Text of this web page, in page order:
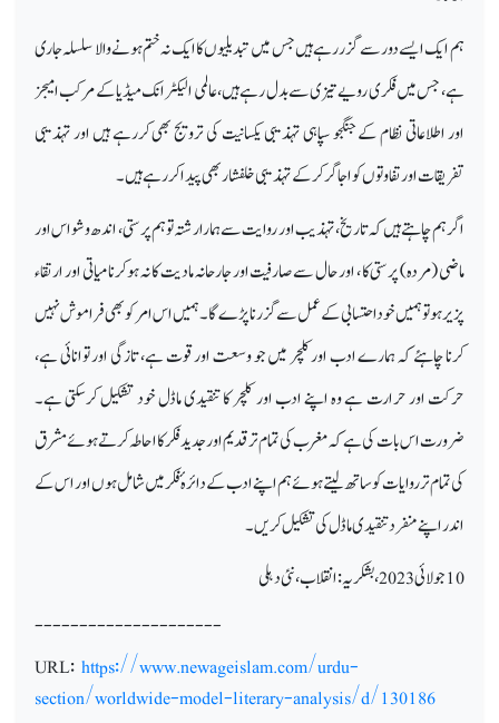
ہم ایک ایسے دور سے گزر رہے ہیں جس میں تبدیلیوں کا ایک نہ ختم ہونے والا سلسلہ جاری
ہے ، جس میں فکری رویے تیزی سے بدل رہے ہیں، عالمی الیکٹرانک میڈیا کے مرکب امیجز
اور اطلاعاتی نظام کے جنگجو سپاہی تہذیبی یکسانیت کی ترویج بھی کررہے ہیں اور تہذیبی
تفریقات اور تفاوتوں کو اجاگر کرکے تہذیبی خلفشار بھی پیدا کررہے ہیں۔
اگر ہم چاہتے ہیں کہ تاریخ، تہذیب اور روایت سے ہمارا رشتہ توہم پرستی، اندھ وشواس اور
ماضی (مردہ) پرستی کا ، اور حال سے صارفیت اور جارحانہ مادیت کا نہ ہوکر نامیاتی اور ارتقاء
پزیر ہو تو ہمیں خوداحتسابی کے عمل سے گزرنا پڑے گا۔ ہمیں اس امر کو بھی فراموش نہیں
کرنا چاہئے کہ ہمارے ادب اور کلچر میں جو وسعت اور قوت ہے، تازگی اور توانائی ہے،
حرکت اور حرارت ہے وہ اپنے ادب اور کلچر کا تنقیدی ماڈل خود تشکیل کرسکتی ہے۔
ضرورت اس بات کی ہے کہ مغرب کی تمام تر قدیم اور جدید فکر کا احاطہ کرتے ہوئے مشرق
کی تمام تر روایات کو ساتھ لیتے ہوئے ہم اپنے ادب کے دائرہ ٔ فکر میں شامل ہوں اور اس کے
اندر اپنے منفرد تنقیدی ماڈل کی تشکیل کریں۔
10 جولائی 2023،بشکریہ: انقلاب، نئی دہلی
---------------------
URL: https://www.newageislam.com/urdu-
section/worldwide-model-literary-analysis/d/130186